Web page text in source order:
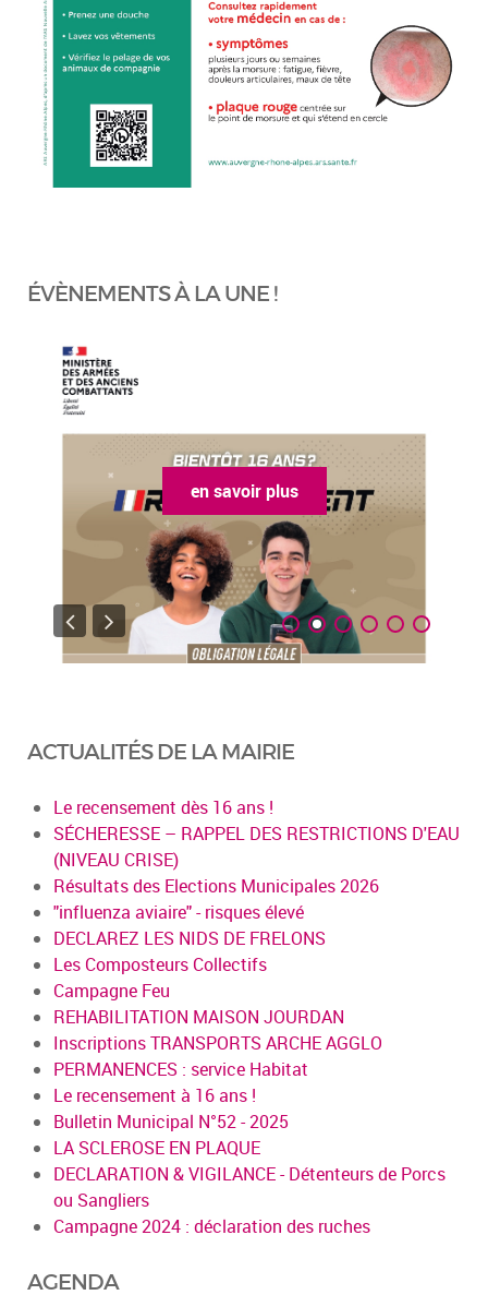
ÉVÈNEMENTS À LA UNE !
en savoir plus
ACTUALITÉS DE LA MAIRIE
Le recensement dès 16 ans !
SÉCHERESSE – RAPPEL DES RESTRICTIONS D'EAU
(NIVEAU CRISE)
Résultats des Elections Municipales 2026
"influenza aviaire" - risques élevé
DECLAREZ LES NIDS DE FRELONS
Les Composteurs Collectifs
Campagne Feu
REHABILITATION MAISON JOURDAN
Inscriptions TRANSPORTS ARCHE AGGLO
PERMANENCES : service Habitat
Le recensement à 16 ans !
Bulletin Municipal N°52 - 2025
LA SCLEROSE EN PLAQUE
DECLARATION & VIGILANCE - Détenteurs de Porcs
ou Sangliers
Campagne 2024 : déclaration des ruches
AGENDA